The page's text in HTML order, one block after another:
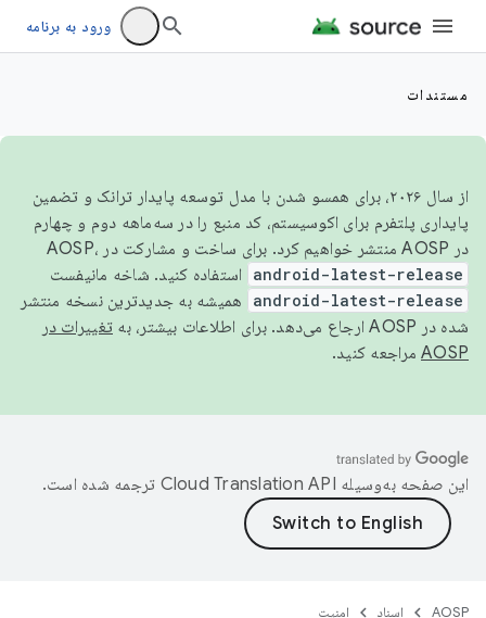
ورود به برنامه
مستندات
از سال ۲۰۲۶، برای همسو شدن با مدل توسعه پایدار ترانک و تضمین
پایداری پلتفرم برای اکوسیستم، کد منبع را در سه‌ماهه دوم و چهارم
در AOSP منتشر خواهیم کرد. برای ساخت و مشارکت در AOSP،
android-latest-release استفاده کنید. شاخه مانیفست
android-latest-release
همیشه به جدیدترین نسخه منتشر
شده در AOSP ارجاع می‌دهد. برای اطلاعات بیشتر، به
تغییرات در
AOSP مراجعه کنید.
این صفحه به‌وسیله ترجمه شده است.
AOSP اسناد امنیت